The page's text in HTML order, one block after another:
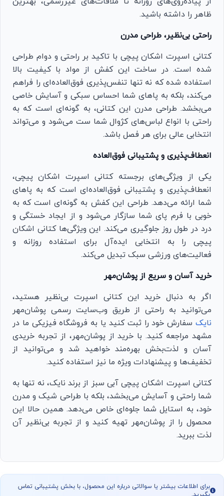
ظاهر را داشته باشید.
راحتی بی‌نظیر، طراحی مدرن
کتانی اسپرت اشکان پیچی با تاکید بر راحتی و دوام طراحی
شده است. در ساخت این کفش از مواد با کیفیت بالا
استفاده شده که نه تنها تنفس‌پذیری فوق‌العاده‌ای را فراهم
می‌کند، بلکه به پاهای شما احساس سبکی و آسایش خاصی
می‌بخشد. طراحی مدرن این کتانی، به گونه‌ای است که به
راحتی با انواع لباس‌های کژوال شما ست می‌شود و می‌تواند
انتخابی عالی برای هر فصل باشد.
انعطاف‌پذیری و پشتیبانی فوق‌العاده
یکی از ویژگی‌های برجسته کتانی اسپرت اشکان پیچی،
انعطاف‌پذیری و پشتیبانی فوق‌العاده‌ای است که به پاهای
شما ارائه می‌دهد. طراحی این کفش به گونه‌ای است که به
خوبی با فرم پای شما سازگار می‌شود و از ایجاد خستگی و
درد در طول روز جلوگیری می‌کند. این ویژگی‌ها کتانی اشکان
پیچی را به انتخابی ایده‌آل برای استفاده روزانه و
فعالیت‌های ورزشی سبک تبدیل می‌کند.
خرید آسان و سریع از پوشان‌مهر
اگر به دنبال خرید این کتانی اسپرت بی‌نظیر هستید،
می‌توانید به راحتی از طریق وب‌سایت رسمی پوشان‌مهر
نایک سفارش خود را ثبت کنید یا به فروشگاه فیزیکی ما در
مشهد مراجعه کنید. با خرید از پوشان‌مهر، از تجربه خریدی
آسان و لذت‌بخش بهره‌مند خواهید شد و می‌توانید از
تخفیف‌ها و پیشنهادات ویژه ما نیز استفاده کنید.
کتانی اسپرت اشکان پیچی آبی سبز از برند نایک، نه تنها به
شما راحتی و آسایش می‌بخشد، بلکه با طراحی شیک و مدرن
خود، به استایل شما جلوه‌ای خاص می‌دهد. همین حالا این
محصول را از پوشان‌مهر تهیه کنید و از تجربه بی‌نظیر آن
لذت ببرید.
برای اطلاعات بیشتر یا سوالاتی درباره این محصول، با بخش پشتیبانی تماس